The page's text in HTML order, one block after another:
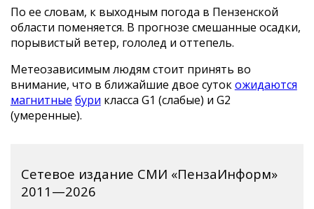
По ее словам, к выходным погода в Пензенской
области поменяется. В прогнозе смешанные осадки,
порывистый ветер, гололед и оттепель.
Метеозависимым людям стоит принять во
внимание, что в ближайшие двое сутокожидаются
магнитные бури класса G1 (слабые) и G2
(умеренные).
Сетевое издание СМИ «ПензаИнформ»
2011—2026